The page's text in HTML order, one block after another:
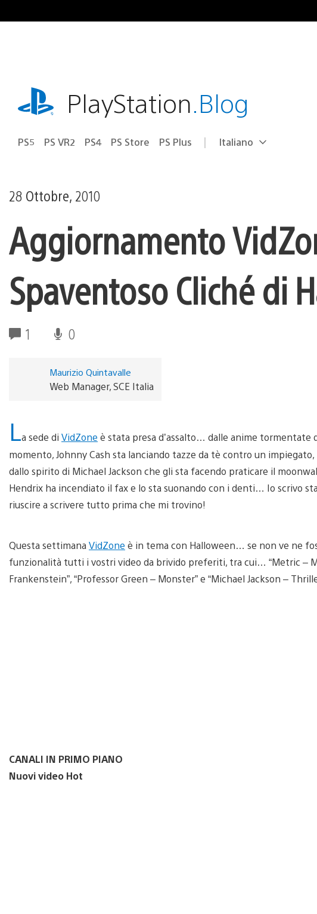
al
playstation.comPlayStation.Blog
PS5 PS VR2 PS4 PS Store PS Plus Seleziona
Regione
Italiano
28 Ottobre, 2010
Aggiornamento
Spaventoso Cliché di
1 0
Maurizio Quintavalle
Web Manager, SCE Italia
La sede di VidZone è stata presa d’assalto… dalle anime
momento, Johnny Cash sta lanciando tazze da tè contro un
dallo spirito di Michael Jackson che gli sta facendo praticare il
Hendrix ha incendiato il fax e lo sta suonando con i denti… Io scrivo
riuscire a scrivere tutto prima che mi trovino!
Questa settimana VidZone è in tema con Halloween… se non ve ne
funzionalità tutti i vostri video da brivido preferiti, tra cui… “Metric –
Frankenstein”, “Professor Green – Monster” e “Michael Jackson –
CANALI IN PRIMO PIANO
Nuovi video Hot